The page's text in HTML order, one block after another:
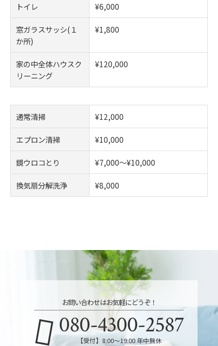
トイレ ¥6,000
窓ガラスサッシ(１
か所)
¥1,800
家の中全体ハウスク
リーニング
¥120,000
通常清掃 ¥12,000
エプロン清掃 ¥10,000
鏡ウロコとり ¥7,000～¥10,000
換気扇分解洗浄 ¥8,000
お問い合わせはお気軽にどうぞ！
080-4300-2587
【受付】8:00～19:00 年中無休